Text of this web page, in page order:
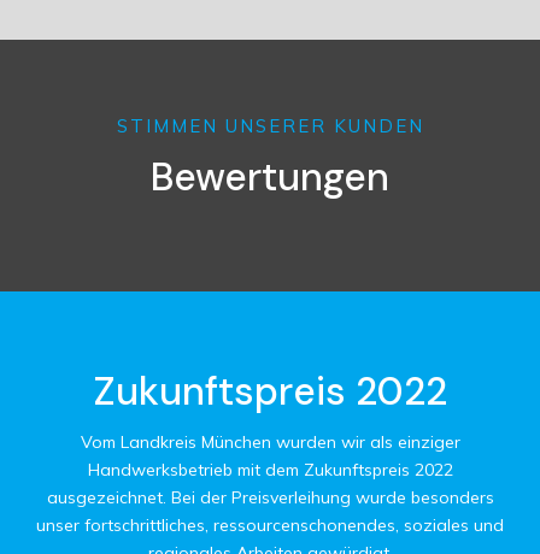
STIMMEN UNSERER KUNDEN
Bewertungen
Zukunftspreis 2022
Vom Landkreis München wurden wir als einziger
Handwerksbetrieb mit dem Zukunftspreis 2022
ausgezeichnet. Bei der Preisverleihung wurde besonders
unser fortschrittliches, ressourcenschonendes, soziales und